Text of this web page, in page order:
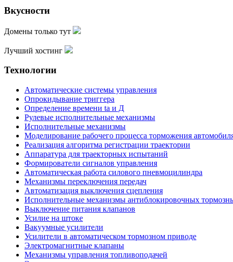
Вкусности
Домены только тут
Лучший хостинг
Технологии
Автоматические системы управления
Опрокидывание триггера
Определение времени ta и Д
Рулевые исполнительные механизмы
Исполнительные механизмы
Моделирование рабочего процесса торможения
Реализация алгоритма регистрации траектории
Аппаратура для траекторных испытаний
Формирователи сигналов управления
Автоматическая работа силового пневмоцилиндра
Механизмы переключения передач
Автоматизация выключения сцепления
Исполнительные механизмы антиблокировочных
Выключение питания клапанов
Усилие на штоке
Вакуумные усилители
Усилители в автоматическом тормозном приводе
Электромагнитные клапаны
Механизмы управления топливоподачей